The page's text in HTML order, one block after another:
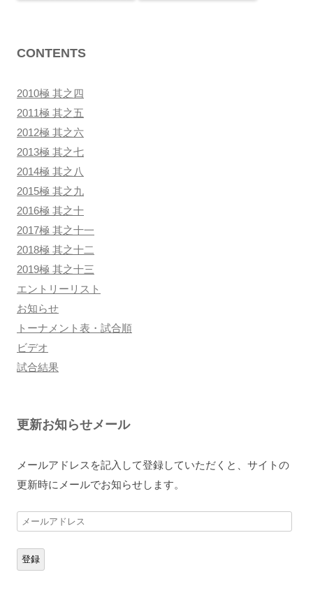
CONTENTS
2010極 其之四
2011極 其之五
2012極 其之六
2013極 其之七
2014極 其之八
2015極 其之九
2016極 其之十
2017極 其之十一
2018極 其之十二
2019極 其之十三
エントリーリスト
お知らせ
トーナメント表・試合順
ビデオ
試合結果
更新お知らせメール
メールアドレスを記入して登録していただくと、サイトの
更新時にメールでお知らせします。
メ
ル
ア
登録